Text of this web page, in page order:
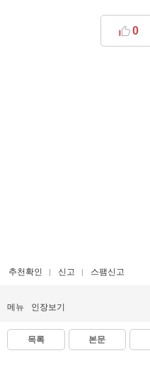
0
추천확인 신고 스팸신고
메뉴 인장보기
목록 본문